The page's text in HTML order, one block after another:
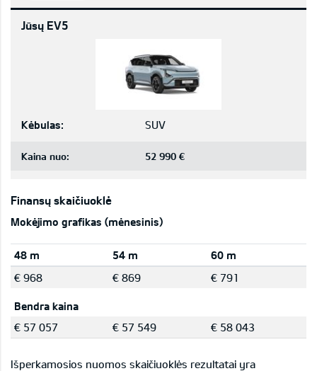
Jūsų EV5
Kėbulas: SUV
Kaina nuo: 52 990 €
Finansų skaičiuoklė
Mokėjimo grafikas (mėnesinis)
48 m 54 m
60 m
€ 968
€ 869 € 791
Bendra kaina
€ 57 057
€ 57 549 € 58 043
Išperkamosios nuomos skaičiuoklės rezultatai yra